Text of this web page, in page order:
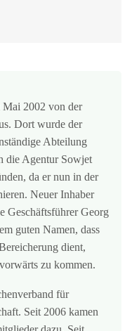
2002 von der
Dort wurde der
Abteilung
die Agentur Sowjet
da er nun in der
Neuer Inhaber
Geschäftsführer Georg
guten Namen, dass
dient,
zu kommen.
für
Seit 2006 kamen